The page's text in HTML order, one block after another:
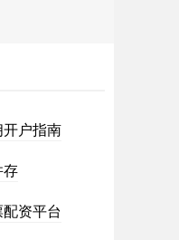
户指南
存
资平台